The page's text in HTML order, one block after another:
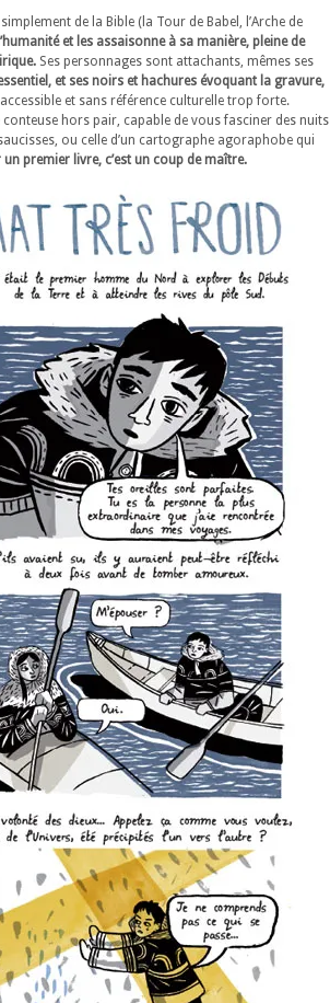
de la Bible (la Tour de Babel, l’Arche de
et les assaisonne à sa manière, pleine de
Ses personnages sont attachants, mêmes ses
et ses noirs et hachures évoquant la gravure,
et sans référence culturelle trop forte.
hors pair, capable de vous fasciner des nuits
ou celle d’un cartographe agoraphobe qui
un premier livre, c’est un coup de maître.